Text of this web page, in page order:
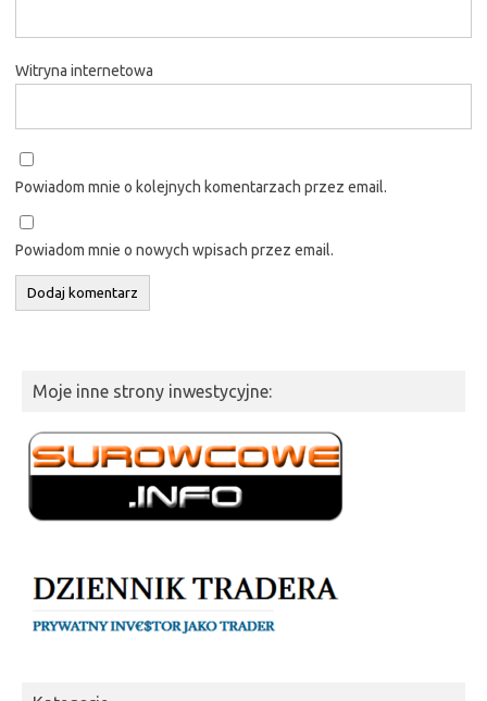
Witryna internetowa
Powiadom mnie o kolejnych komentarzach przez email.
Powiadom mnie o nowych wpisach przez email.
Moje inne strony inwestycyjne: